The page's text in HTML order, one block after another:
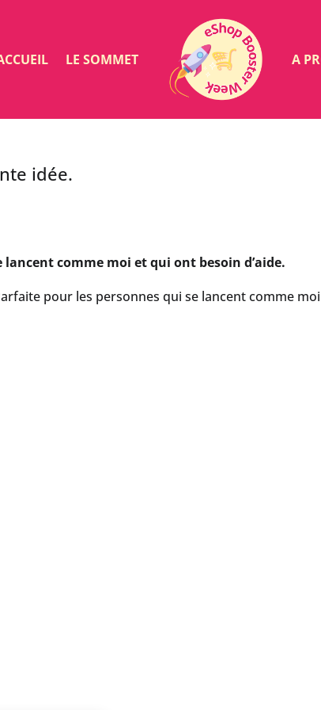
LE SOMMET A
idée.
comme moi et qui ont besoin d’aide.
pour les personnes qui se lancent comme